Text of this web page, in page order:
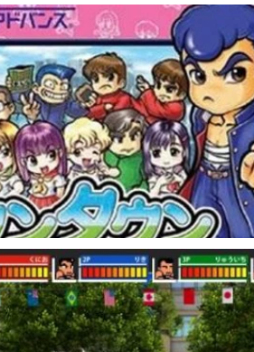
นิโอะ ภาคใหม่เตรียมออกเวอ
คุนิโอะ เตรียมลุยโลกตะวันตกแล้ว
days ago
นาน คุนิโอะ รวมกีฬา บนสตรีม